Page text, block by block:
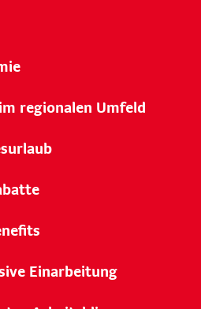
regionalen Umfeld
Einarbeitung